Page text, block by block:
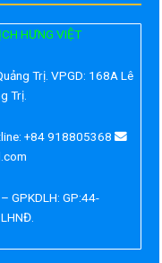
HƯNG VIỆT
Trị. VPGD: 168A Lê
Trị.
+84 918805368
GPKDLH: GP:44-